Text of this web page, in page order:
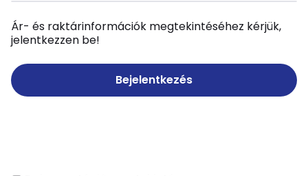
Ár- és raktárinformációk megtekintéséhez kérjük,
jelentkezzen be!
Bejelentkezés